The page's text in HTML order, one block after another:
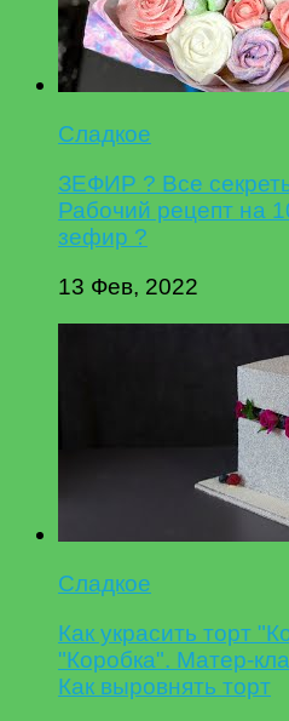
Сладкое
ЗЕФИР ? Все
Рабочий рецепт на
зефир ?
13 Фев, 2022
Сладкое
Как украсить торт
"Коробка". Матер-
Как выровнять торт